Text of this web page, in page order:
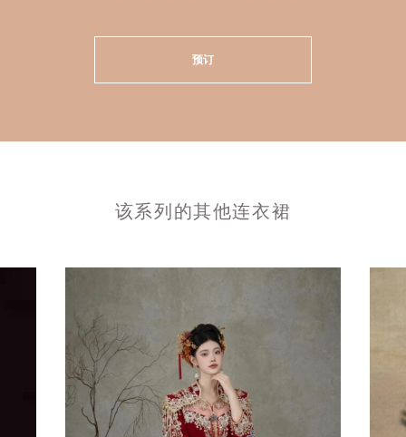
预订
该系列的其他连衣裙